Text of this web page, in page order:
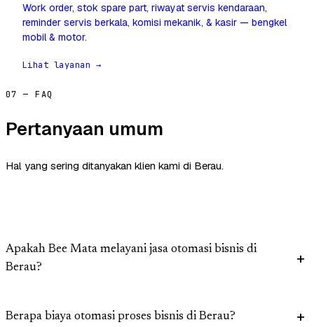
Work order, stok spare part, riwayat servis kendaraan,
reminder servis berkala, komisi mekanik, & kasir — bengkel
mobil & motor.
Lihat layanan →
07 — FAQ
Pertanyaan umum
Hal yang sering ditanyakan klien kami di Berau.
Apakah Bee Mata melayani jasa otomasi bisnis di
Berau?
Berapa biaya otomasi proses bisnis di Berau?